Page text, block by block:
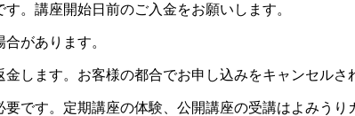
。講座開始日前のご入金をお願いします。
があります。
します。お客様の都合でお申し込みをキャンセルさ
です。定期講座の体験、公開講座の受講はよみうり